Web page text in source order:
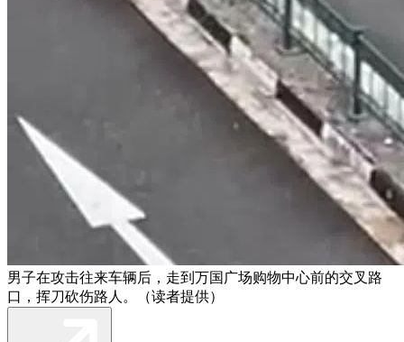
男子在攻击往来车辆后，走到万国广场购物中心前的交叉路
口，挥刀砍伤路人。（读者提供）